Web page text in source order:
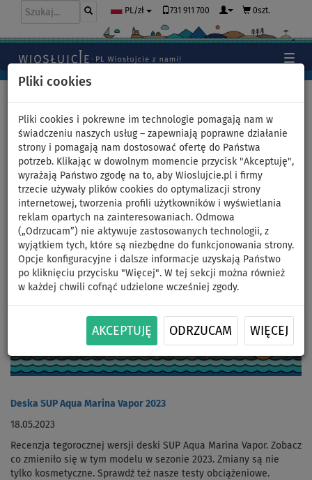
Pliki cookies
Pliki cookies i pokrewne im technologie pomagają nam w
świadczeniu naszych usług – zapewniają poprawne działanie
strony i pomagają nam dostosować ofertę do Państwa
potrzeb. Klikając w dowolnym momencie przycisk "Akceptuję",
wyrażają Państwo zgodę na to, aby Wioslujcie.pl i firmy
trzecie używały plików cookies do optymalizacji strony
internetowej, tworzenia profili użytkowników i wyświetlania
reklam opartych na zainteresowaniach. Odmowa
(„Odrzucam”) nie aktywuje zastosowanych technologii, z
wyjątkiem tych, które są niezbędne do funkcjonowania strony.
Opcje konfiguracyjne i dalsze informacje uzyskają Państwo
po kliknięciu przycisku "Więcej". W tej sekcji można również
w każdej chwili cofnąć udzielone wcześniej zgody.
AKCEPTUJĘ ODRZUCAM WIĘCEJ
PL/zł 731 911 700 0szt.
Deski SUP - AQUA MARINA
VAPOR
Deska SUP Aqua Marina Vapor 2023
18.05.2023
Recenzja tegorocznej wersji deski SUP Aqua Marina Vapor. Zobacz
co zmieniło się w tym modelu w sezonie 2023. Zmiany są nie
tylko kosmetyczne. Sprawdź też nasze testy obciążeniowe.